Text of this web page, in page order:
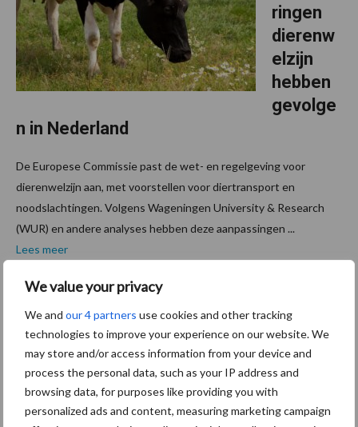
We value your privacy
We and our 4 partners use cookies and other tracking
technologies to improve your experience on our website. We
may store and/or access information from your device and
process the personal data, such as your IP address and
browsing data, for purposes like providing you with
personalized ads and content, measuring marketing campaign
ringen
dierenw
elzijn
hebben
gevolge
n in Nederland
De Europese Commissie past de wet- en regelgeving voor
dierenwelzijn aan, met voorstellen voor diertransport en
noodslachtingen. Volgens Wageningen University & Research
(WUR) en andere analyses hebben deze aanpassingen ...
Lees meer
ekers
doen
voorstel
voor
nieuw